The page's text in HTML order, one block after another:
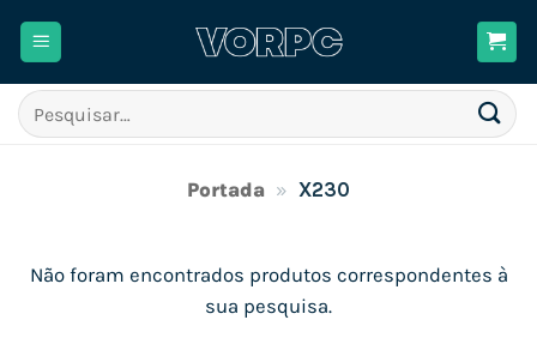
Pesquisar
por:
Portada » X230
Não foram encontrados produtos correspondentes à
sua pesquisa.